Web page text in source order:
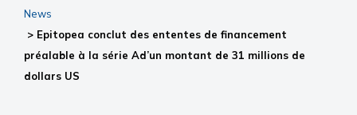
News
> Epitopea conclut des ententes de financement
préalable à la série Ad’un montant de 31 millions de
dollars US